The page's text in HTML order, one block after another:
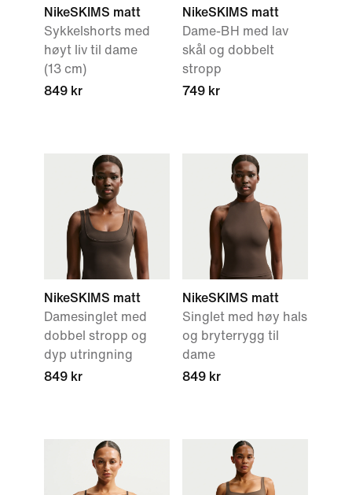
NikeSKIMS matt
Sykkelshorts med
høyt liv til dame
(13 cm)
849 kr
NikeSKIMS matt
Dame-BH med lav
skål og dobbelt
stropp
749 kr
NikeSKIMS matt
Damesinglet med
dobbel stropp og
dyp utringning
849 kr
NikeSKIMS matt
Singlet med høy hals
og bryterrygg til
dame
849 kr